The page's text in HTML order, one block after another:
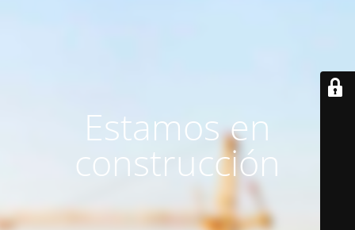
Estamos en
construcción